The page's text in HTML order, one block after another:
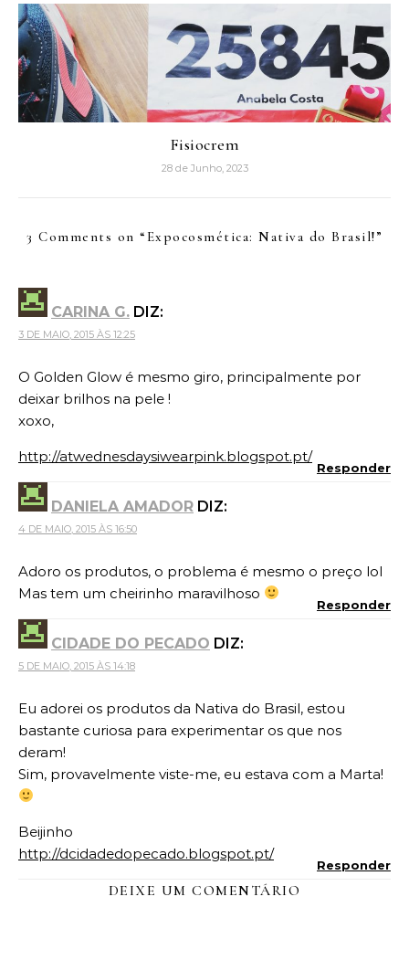
Fisiocrem
28 de Junho, 2023
3 Comments on “ Expocosmética: Nativa do Brasil!”
CARINA G. DIZ:
3 DE MAIO, 2015 ÀS 12:25
O Golden Glow é mesmo giro, principalmente por
deixar brilhos na pele !
xoxo,
http://atwednesdaysiwearpink.blogspot.pt/
Responder
DANIELA AMADOR DIZ:
4 DE MAIO, 2015 ÀS 16:50
Adoro os produtos, o problema é mesmo o preço lol
Mas tem um cheirinho maravilhoso
Responder
CIDADE DO PECADO DIZ:
5 DE MAIO, 2015 ÀS 14:18
Eu adorei os produtos da Nativa do Brasil, estou
bastante curiosa para experimentar os que nos
deram!
Sim, provavelmente viste-me, eu estava com a Marta!
Beijinho
http://dcidadedopecado.blogspot.pt/
Responder
DEIXE UM COMENTÁRIO